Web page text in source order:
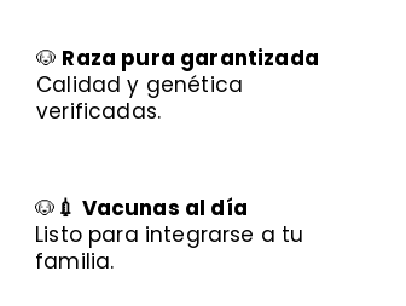
🐶 Raza pura garantizada
Calidad y genética
verificadas.
🐶 💉 Vacunas al día
Listo para integrarse a tu
familia.